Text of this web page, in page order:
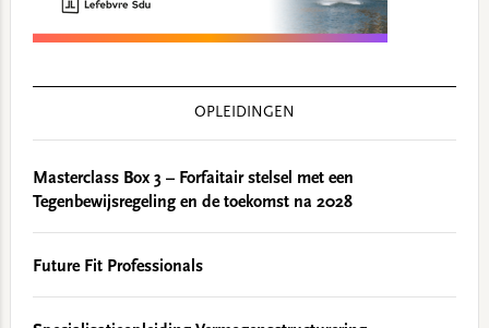
OPLEIDINGEN
Masterclass Box 3 – Forfaitair stelsel met een
Tegenbewijsregeling en de toekomst na 2028
Future Fit Professionals